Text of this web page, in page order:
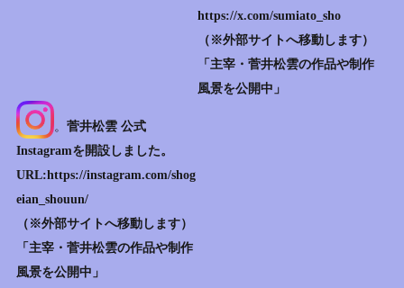
https://x.com/sumiato_sho
（※外部サイトへ移動します）
「主宰・菅井松雲の作品や制作
風景を公開中」
。 菅井松雲 公式
Instagramを開設しました。
URL:https://instagram.com/shog
eian_shouun/
（※外部サイトへ移動します）
「主宰・菅井松雲の作品や制作
風景を公開中」